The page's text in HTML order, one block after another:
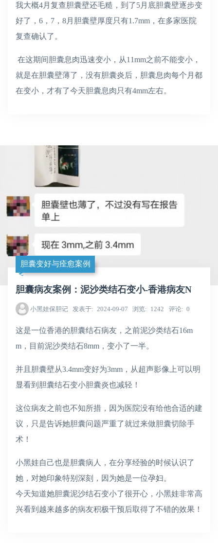
我大概4月复查胆囊壁还毛糙，到了5月底胆囊壁逐步变
好了，6，7，8月胆囊壁厚度只有1.7mm，在多家医院
复查确认了。
在这期间胆囊息肉迅速变小，从11mm之前不能变小，
就是在胆囊壁薄了，没有胆囊炎后，胆囊息肉每个月都
在变小，才有了今天胆囊息肉只有4mm左右。
胆囊变好与痊愈案例
胆囊病友案例：泥沙类结石变小-香港病友N
小黑娃保胆记 发表于 2024-09-07 浏览 1242 评论 0
这是一位香港的胆囊结石病友，之前泥沙类结石16m
m，目前泥沙类结石8mm，变小了一半。
并且胆囊壁从3.4mm变好为3mm，从超声影像上可以明
显看到胆囊结石变小胆囊炎也减轻！
这位病友之前也不知所措，因为医院没有给他合适的建
议，只是告诉她胆囊问题严重了就过来做胆囊切除手
术！
小黑娃自己也是胆囊病人，在分享经验的时候认识了
她，对她印象特别深刻，因为她是一位孕妇。
今天知道她胆囊泥沙结石变小了很开心，小黑娃非常高
兴看到越来越多的病友积极干预后取得了不错的效果！